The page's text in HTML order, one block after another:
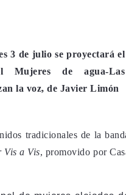
3 de julio se proyectará el
Mujeres de agua-Las
la voz, de Javier Limón
tradicionales de la
Vis a Vis, promovido por